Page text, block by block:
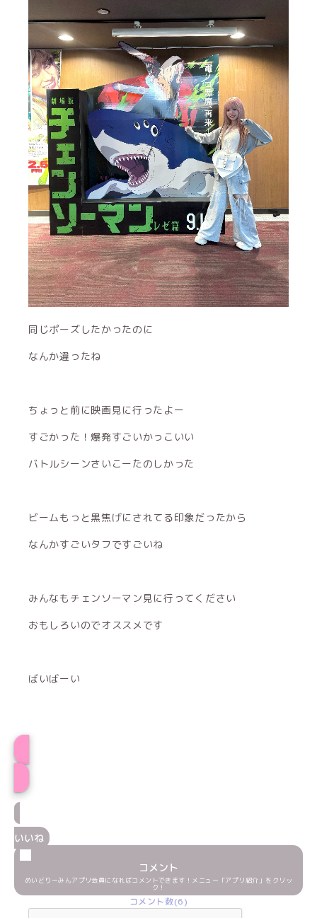
同じポーズしたかったのに
なんか違ったね
ちょっと前に映画見に行ったよー
すごかった！爆発すごいかっこいい
バトルシーンさいこーたのしかった
ビームもっと黒焦げにされてる印象だったから
なんかすごいタフですごいね
みんなもチェンソーマン見に行ってください
おもしろいのでオススメです
ばいばーい
いいね
コメント
めいどりーみんアプリ会員になればコメントできます！メニュー「アプリ紹介」をクリッ
ク！
コメント数(6)